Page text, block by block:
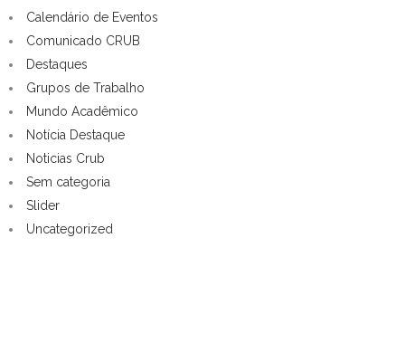
Calendário de Eventos
Comunicado CRUB
Destaques
Grupos de Trabalho
Mundo Acadêmico
Notícia Destaque
Noticias Crub
Sem categoria
Slider
Uncategorized